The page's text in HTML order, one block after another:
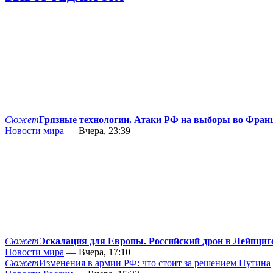
СюжетГрязные технологии. Атаки РФ на выборы во
Новости мира — Вчера, 23:39
СюжетЭскалация для Европы. Российский дрон в
Новости мира — Вчера, 17:10
СюжетИзменения в армии РФ: что стоит за решением Путина